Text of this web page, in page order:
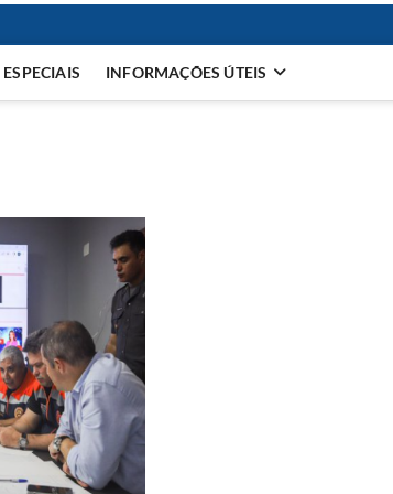
ESPECIAIS INFORMAÇÕES ÚTEIS